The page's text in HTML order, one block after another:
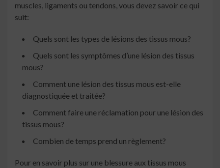
muscles, ligaments ou tendons, vous devez savoir ce qui
suit:
Quels sont les types de lésions des tissus mous?
Quels sont les symptômes d’une lésion des tissus
mous?
Comment une lésion des tissus mous est-elle
diagnostiquée et traitée?
Comment faire une réclamation pour une lésion des
tissus mous?
Combien de temps prend un règlement?
Pour en savoir plus sur une blessure aux tissus mous